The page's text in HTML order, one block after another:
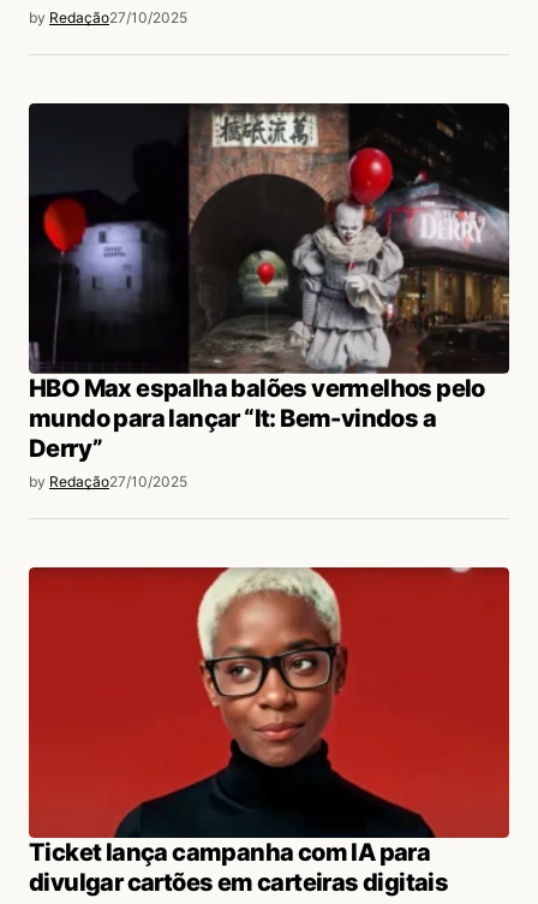
by Redação27/10/2025
HBO Max espalha balões vermelhos pelo
mundo para lançar “It: Bem-vindos a
Derry”
by Redação27/10/2025
Ticket lança campanha com IA para
divulgar cartões em carteiras digitais